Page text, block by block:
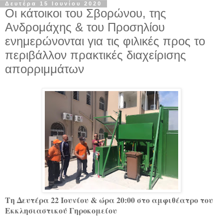
Δευτέρα 15 Ιουνίου 2020
Οι κάτοικοι του Σβορώνου, της
Ανδρομάχης & του Προσηλίου
ενημερώνονται για τις φιλικές προς το
περιβάλλον πρακτικές διαχείρισης
απορριμμάτων
Τη Δευτέρα 22 Ιουνίου & ώρα 20:00 στο αμφιθέατρο του
Εκκλησιαστικού Γηροκομείου